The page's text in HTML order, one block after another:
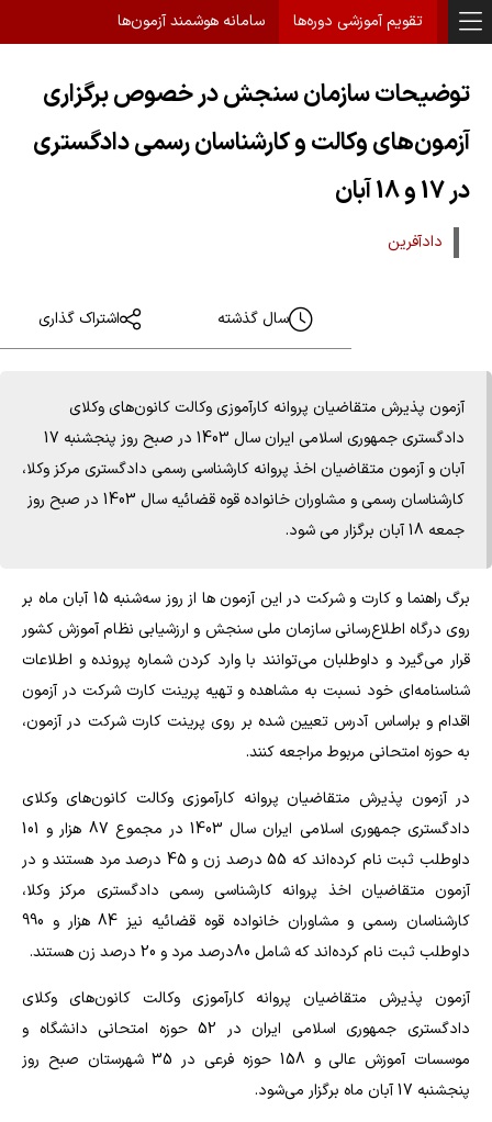
تقویم آموزشی دوره‌ها سامانه هوشمند آزمون‌ها
توضیحات سازمان سنجش در خصوص برگزاری
آزمون‌های وکالت و کارشناسان رسمی دادگستری
در 17 و 18 آبان
دادآفرین
سال گذشته اشتراک گذاری
آزمون پذیرش متقاضیان پروانه کارآموزی وکالت کانون‌های وکلای
دادگستری جمهوری اسلامی ایران سال 1403 در صبح روز پنجشنبه 17
آبان و آزمون متقاضیان اخذ پروانه کارشناسی رسمی دادگستری مرکز وکلا،
کارشناسان رسمی و مشاوران خانواده قوه قضائیه سال 1403 در صبح روز
جمعه 18 آبان برگزار می شود.
برگ راهنما و کارت و شرکت در این آزمون ها از روز سه‌شنبه 15 آبان ماه بر
روی درگاه اطلاع‌رسانی سازمان ملی سنجش و ارزشیابی نظام آموزش کشور
قرار می‌گیرد و داوطلبان می‌توانند با وارد کردن شماره پرونده و اطلاعات
شناسنامه‌ای خود نسبت به مشاهده و تهیه پرینت کارت شرکت در آزمون
اقدام و براساس آدرس تعیین شده بر روی پرینت کارت شرکت در آزمون،
به حوزه امتحانی مربوط مراجعه کنند.
در آزمون پذیرش متقاضیان پروانه کارآموزی وکالت کانون‌های وکلای
دادگستری جمهوری اسلامی ایران سال 1403 در مجموع 87 هزار و 101
داوطلب ثبت نام کرده‌اند که 55 درصد زن و 45 درصد مرد هستند و در
آزمون متقاضیان اخذ پروانه کارشناسی رسمی دادگستری مرکز وکلا،
کارشناسان رسمی و مشاوران خانواده قوه قضائیه نیز 84 هزار و 990
داوطلب ثبت نام کرده‌اند که شامل 80درصد مرد و 20 درصد زن هستند.
آزمون پذیرش متقاضیان پروانه کارآموزی وکالت کانون‌های وکلای
دادگستری جمهوری اسلامی ایران در 52 حوزه امتحانی دانشگاه و
موسسات آموزش عالی و 158 حوزه فرعی در 35 شهرستان صبح روز
پنجشنبه 17 آبان ماه برگزار می‌شود.